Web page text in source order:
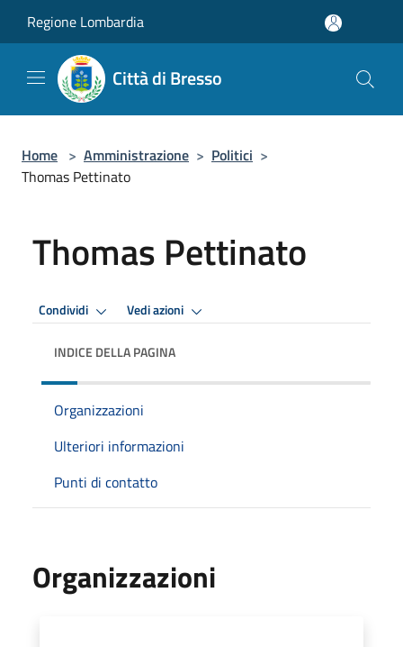
Regione Lombardia
Città di Bresso
Home > Amministrazione > Politici >
Thomas Pettinato
Thomas Pettinato
Condividi Vedi azioni
INDICE DELLA PAGINA
Organizzazioni
Ulteriori informazioni
Punti di contatto
Organizzazioni